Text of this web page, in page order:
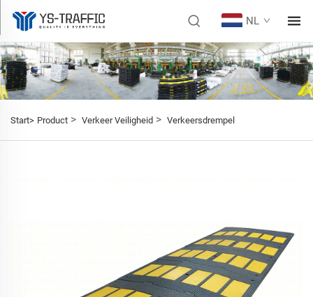
NL
Start> Product > Verkeer Veiligheid > Verkeersdrempel